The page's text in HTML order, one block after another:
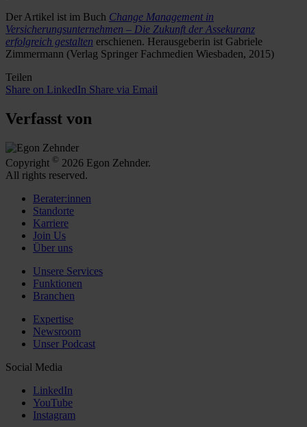
Der Artikel ist im Buch Change Management in
Versicherungsunternehmen – Die Zukunft der Assekuranz
erfolgreich gestalten erschienen. Herausgeberin ist Gabriele
Zimmermann (Verlag Springer Fachmedien Wiesbaden, 2015)
Teilen
Share on LinkedIn Share via Email
Verfasst von
Copyright © 2026 Egon Zehnder.
All rights reserved.
Berater:innen
Standorte
Karriere
Join Us
Über uns
Unsere Services
Funktionen
Branchen
Expertise
Newsroom
Unser Podcast
Social Media
LinkedIn
YouTube
Instagram